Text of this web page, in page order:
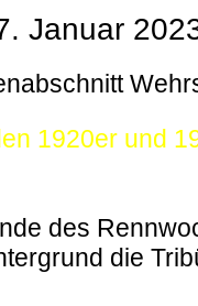
Januar
1920er und
des
die